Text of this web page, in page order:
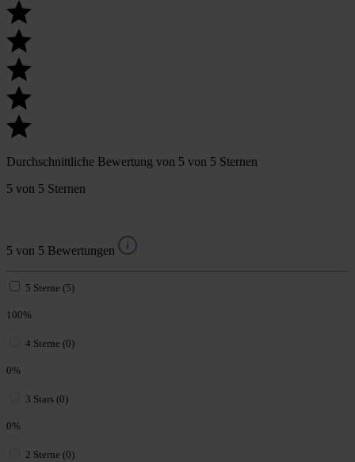
Durchschnittliche Bewertung von 5 von 5 Sternen
5 von 5 Sternen
5 von 5 Bewertungen
5 Sterne (5)
100%
4 Sterne (0)
0%
3 Stars (0)
0%
2 Sterne (0)